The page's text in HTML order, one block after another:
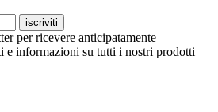
iscriviti
per ricevere anticipatamente
e informazioni su tutti i nostri prodotti